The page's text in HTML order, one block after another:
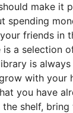
make it
spending
friends in
is a selection
is
with your
you have
shelf, bring